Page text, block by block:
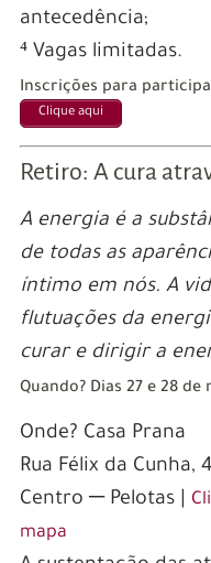
antecedência;
⁴ Vagas limitadas.
Inscrições para
Clique aqui
Retiro: A cura
A energia é a
de todas as
íntimo em nós. A
flutuações da
curar e dirigir a
Quando? Dias 27 e 28
Onde? Casa Prana
Rua Félix da Cunha,
Centro ─ Pelotas |
mapa